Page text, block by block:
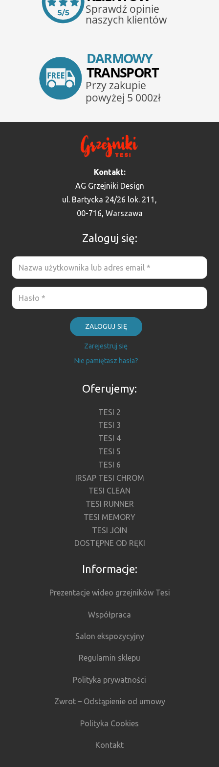
Kontakt:
AG Grzejniki Design
ul. Bartycka 24/26 lok. 211,
00-716, Warszawa
Zaloguj się:
ZALOGUJ SIĘ
Zarejestruj się
Nie pamiętasz hasła?
Oferujemy:
TESI 2
TESI 3
TESI 4
TESI 5
TESI 6
IRSAP TESI CHROM
TESI CLEAN
TESI RUNNER
TESI MEMORY
TESI JOIN
DOSTĘPNE OD RĘKI
Informacje:
Prezentacje wideo grzejników Tesi
Współpraca
Salon ekspozycyjny
Regulamin sklepu
Polityka prywatności
Zwrot – Odstąpienie od umowy
Polityka Cookies
Kontakt